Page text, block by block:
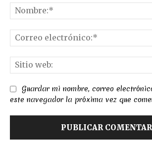
Guardar mi nombre, correo
este navegador la próxima vez que